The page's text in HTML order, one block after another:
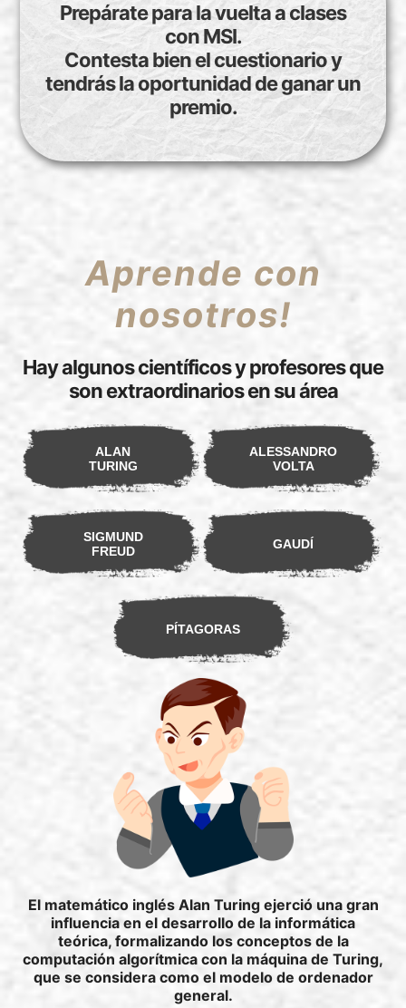
Prepárate para la vuelta a clases
con MSI.
Contesta bien el cuestionario y
tendrás la oportunidad de ganar un
premio.
Aprende con
nosotros!
Hay algunos científicos y profesores que
son extraordinarios en su área
ALAN
TURING
ALESSANDRO
VOLTA
SIGMUND
FREUD
GAUDÍ
PÍTAGORAS
El matemático inglés Alan Turing ejerció una gran
influencia en el desarrollo de la informática
teórica, formalizando los conceptos de la
computación algorítmica con la máquina de Turing,
que se considera como el modelo de ordenador
general.